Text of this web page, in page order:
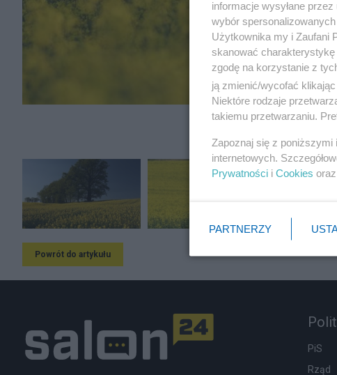
Powrót do artykułu
PiS
Rząd
informacje wysyłane
wybór
Użytkownika my i Zaufani
skanować
zgodę na korzystanie z
ją zmienić/wycofać
Niektóre rodzaje
takiemu przetwarzaniu.
Zapoznaj się z
internetowych.
Prywatności i Cookies
PARTNERZY